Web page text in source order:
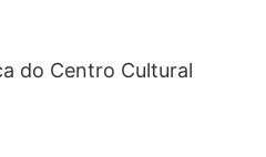
do Centro Cultural